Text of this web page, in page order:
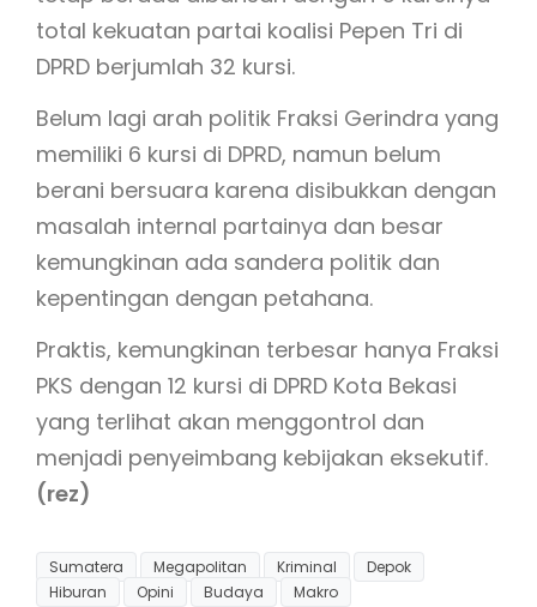
total kekuatan partai koalisi Pepen Tri di
DPRD berjumlah 32 kursi.
Belum lagi arah politik Fraksi Gerindra yang
memiliki 6 kursi di DPRD, namun belum
berani bersuara karena disibukkan dengan
masalah internal partainya dan besar
kemungkinan ada sandera politik dan
kepentingan dengan petahana.
Praktis, kemungkinan terbesar hanya Fraksi
PKS dengan 12 kursi di DPRD Kota Bekasi
yang terlihat akan menggontrol dan
menjadi penyeimbang kebijakan eksekutif.
(rez)
Sumatera Megapolitan Kriminal
Depok
Hiburan
Opini Budaya Makro